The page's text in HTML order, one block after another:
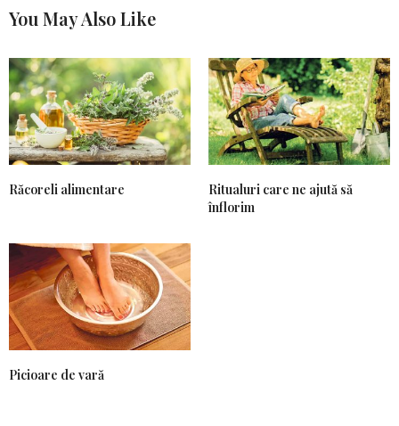
You May Also Like
Răcoreli alimentare
Ritualuri care ne ajută să
înflorim
Picioare de vară